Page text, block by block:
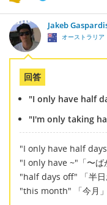
Jakeb
オーストラリア
回答
"I only have half
"I'm only taking
"I only have half
"I only have ~"「〜ば
"half days off" 「半日
"this month" 「今月」